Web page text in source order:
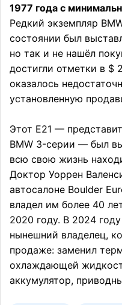
1977 года с
Редкий экземпляр
состоянии был
но так и не нашёл
достигли отметки в $
оказалось
установленную
Этот E21 —
BMW 3-серии — был
всю свою жизнь
Доктор Уоррен
автосалоне Boulder
владел им более 40
2020 году. В 2024
нынешний владелец,
продаже: заменил
охлаждающей
аккумулятор,